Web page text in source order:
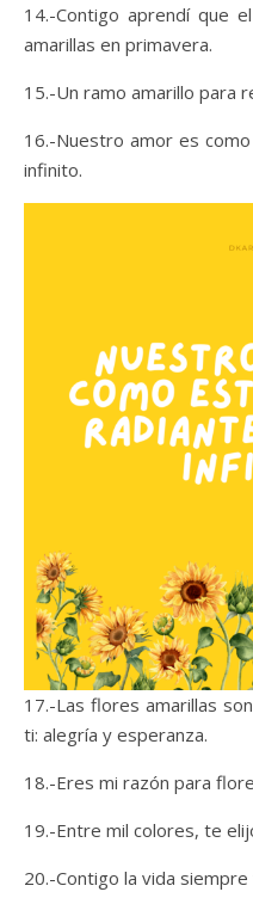
14.-Contigo aprendí que
amarillas en primavera.
15.-Un ramo amarillo para
16.-Nuestro amor es
infinito.
17.-Las flores amarillas
ti: alegría y esperanza.
18.-Eres mi razón para
19.-Entre mil colores, te
20.-Contigo la vida